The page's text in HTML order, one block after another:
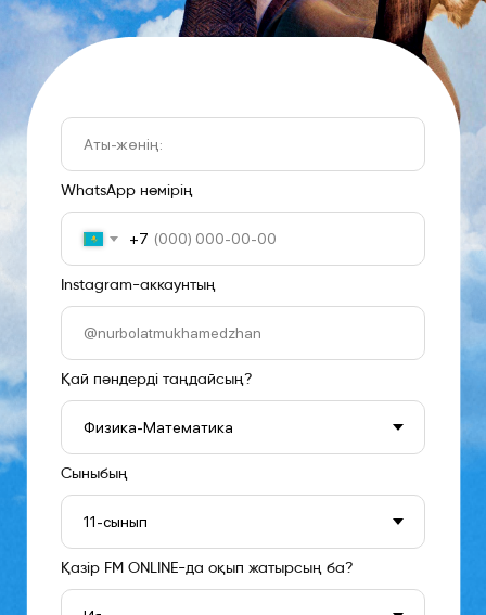
WhatsApp нөмірің
+7
Instagram-аккаунтың
Қай пәндерді таңдайсың?
Сыныбың
Қазір FM ONLINE-да оқып жатырсың ба?